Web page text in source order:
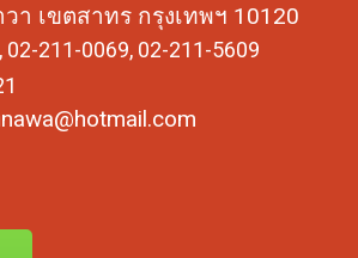
า เขตสาทร กรุงเทพฯ 10120
02-211-0069, 02-211-5609